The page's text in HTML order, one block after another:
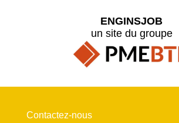
ENGINSJOB
un site du groupe
Contactez-nous